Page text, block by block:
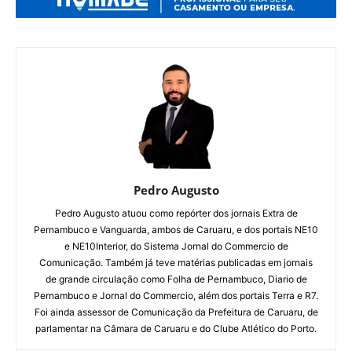
Pedro Augusto
Pedro Augusto atuou como repórter dos jornais Extra de
Pernambuco e Vanguarda, ambos de Caruaru, e dos portais NE10
e NE10Interior, do Sistema Jornal do Commercio de
Comunicação. Também já teve matérias publicadas em jornais
de grande circulação como Folha de Pernambuco, Diario de
Pernambuco e Jornal do Commercio, além dos portais Terra e R7.
Foi ainda assessor de Comunicação da Prefeitura de Caruaru, de
parlamentar na Câmara de Caruaru e do Clube Atlético do Porto.